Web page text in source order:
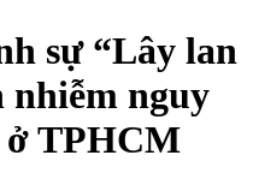
sự “Lây lan
nhiễm nguy
ở TPHCM